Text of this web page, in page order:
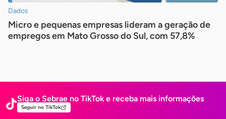
Dados
Micro e pequenas empresas lideram a geração de
empregos em Mato Grosso do Sul, com 57,8%
Siga o Sebrae no TikTok e receba mais informações
Seguir no TikTok